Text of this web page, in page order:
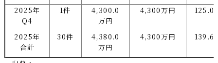
2025年
Q4
1件
4,300.0
万円
4,300万円
2025年
合計
30件
4,380.0
万円
4,300万円